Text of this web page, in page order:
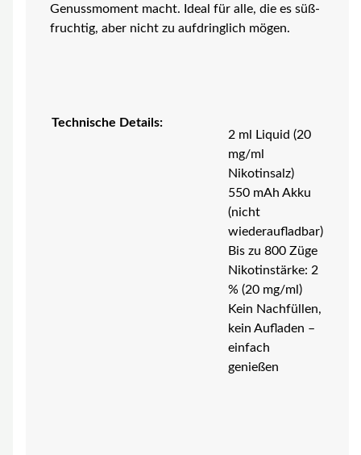
Genussmoment macht. Ideal für alle, die es süß-
fruchtig, aber nicht zu aufdringlich mögen.
Technische Details:
2 ml Liquid (20
mg/ml
Nikotinsalz)
550 mAh Akku
(nicht
wiederaufladbar)
Bis zu 800 Züge
Nikotinstärke: 2
% (20 mg/ml)
Kein Nachfüllen,
kein Aufladen –
einfach
genießen